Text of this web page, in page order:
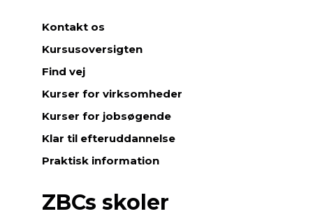
Kontakt os
Kursusoversigten
Find vej
Kurser for virksomheder
Kurser for jobsøgende
Klar til efteruddannelse
Praktisk information
ZBCs skoler